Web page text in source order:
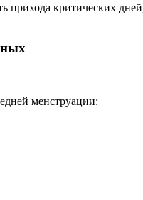
прихода критических
менструации: